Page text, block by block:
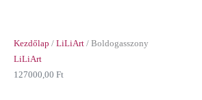
Kezdőlap / LiLiArt / Boldogasszony
LiLiArt
127000,00 Ft